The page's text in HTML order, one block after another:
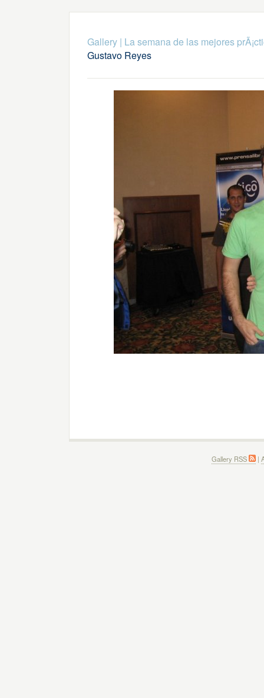
Gallery| La semana de las mejores
Gustavo Reyes
Gallery RSS |